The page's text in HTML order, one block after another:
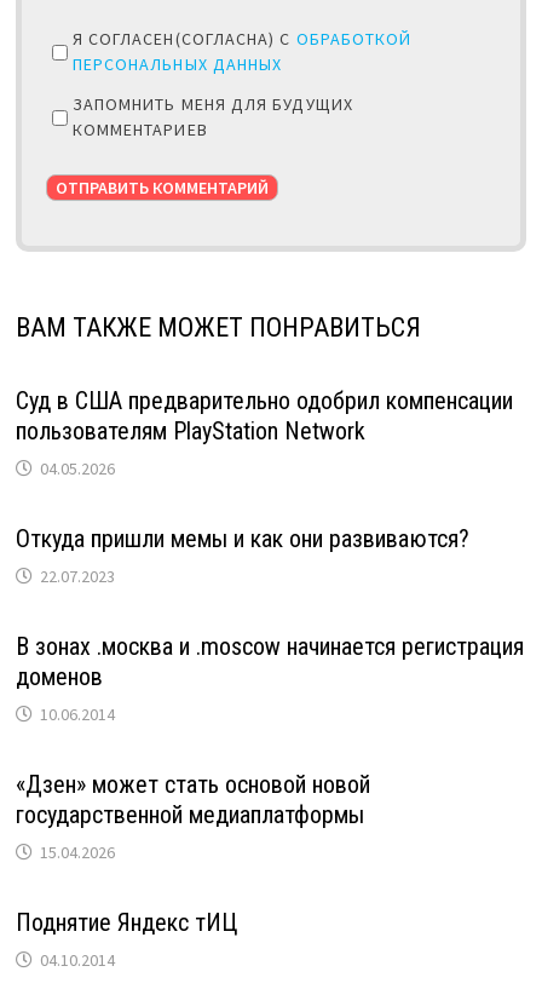
Я СОГЛАСЕН(СОГЛАСНА) С ОБРАБОТКОЙ
ПЕРСОНАЛЬНЫХ ДАННЫХ
ЗАПОМНИТЬ МЕНЯ ДЛЯ БУДУЩИХ
КОММЕНТАРИЕВ
ВАМ ТАКЖЕ МОЖЕТ ПОНРАВИТЬСЯ
Суд в США предварительно одобрил компенсации
пользователям PlayStation Network
04.05.2026
Откуда пришли мемы и как они развиваются?
22.07.2023
В зонах .москва и .moscow начинается регистрация
доменов
10.06.2014
«Дзен» может стать основой новой
государственной медиаплатформы
15.04.2026
Поднятие Яндекс тИЦ
04.10.2014